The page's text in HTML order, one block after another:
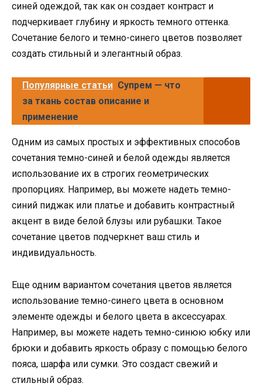
синей одеждой, так как он создает контраст и
подчеркивает глубину и яркость темного оттенка.
Сочетание белого и темно-синего цветов позволяет
создать стильный и элегантный образ.
Популярные статьи Супрем — что
за ткань состав описание и
применение
Одним из самых простых и эффективных способов
сочетания темно-синей и белой одежды является
использование их в строгих геометрических
пропорциях. Например, вы можете надеть темно-
синий пиджак или платье и добавить контрастный
акцент в виде белой блузы или рубашки. Такое
сочетание цветов подчеркнет ваш стиль и
индивидуальность.
Еще одним вариантом сочетания цветов является
использование темно-синего цвета в основном
элементе одежды и белого цвета в аксессуарах.
Например, вы можете надеть темно-синюю юбку или
брюки и добавить яркость образу с помощью белого
пояса, шарфа или сумки. Это создаст свежий и
стильный образ.